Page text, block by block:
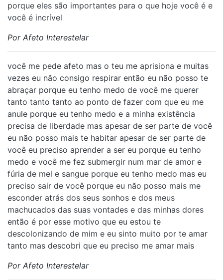
porque eles são importantes para o que hoje você é e
você é incrível
Por Afeto Interestelar
você me pede afeto mas o teu me aprisiona e muitas
vezes eu não consigo respirar então eu não posso te
abraçar porque eu tenho medo de você me querer
tanto tanto tanto ao ponto de fazer com que eu me
anule porque eu tenho medo e a minha existência
precisa de liberdade mas apesar de ser parte de você
eu não posso mais te habitar apesar de ser parte de
você eu preciso aprender a ser eu porque eu tenho
medo e você me fez submergir num mar de amor e
fúria de mel e sangue porque eu tenho medo mas eu
preciso sair de você porque eu não posso mais me
esconder atrás dos seus sonhos e dos meus
machucados das suas vontades e das minhas dores
então é por esse motivo que eu estou te
descolonizando de mim e eu sinto muito por te amar
tanto mas descobri que eu preciso me amar mais
Por Afeto Interestelar